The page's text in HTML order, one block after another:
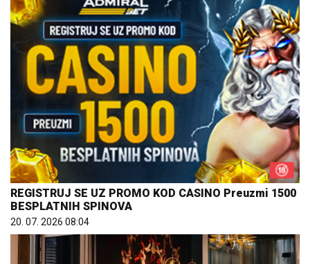
REGISTRUJ SE UZ PROMO KOD CASINO Preuzmi 1500
BESPLATNIH SPINOVA
20. 07. 2026 08:04